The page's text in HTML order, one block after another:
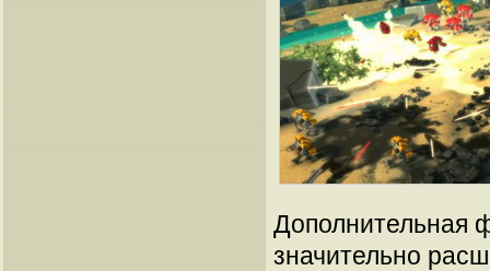
Дополнительная
значительно